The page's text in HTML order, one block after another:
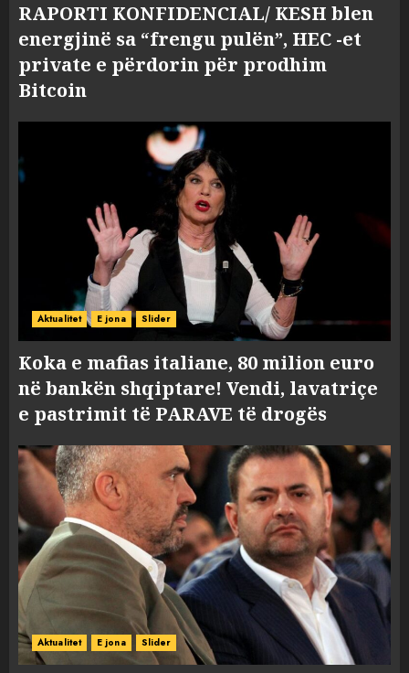
RAPORTI KONFIDENCIAL/ KESH blen
energjinë sa “frengu pulën”, HEC -et
private e përdorin për prodhim
Bitcoin
Aktualitet E jona Slider
Koka e mafias italiane, 80 milion euro
në bankën shqiptare! Vendi, lavatriçe
e pastrimit të PARAVE të drogës
Aktualitet E jona Slider